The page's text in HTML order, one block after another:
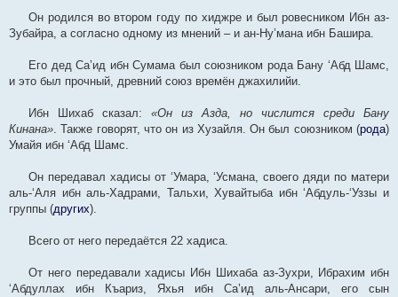
Он родился во втором году по хиджре и был ровесником Ибн аз-
Зубайра, а согласно одному из мнений – и ан-Ну’мана ибн Башира.
Его дед Са’ид ибн Сумама был союзником рода Бану ‘Абд Шамс,
и это был прочный, древний союз времён джахилийи.
Ибн Шихаб сказал: «Он из Азда, но числится среди Бану
Кинана». Также говорят, что он из Хузайля. Он был союзником (рода)
Умайя ибн ‘Абд Шамс.
Он передавал хадисы от ‘Умара, ‘Усмана, своего дяди по матери
аль-‘Аля ибн аль-Хадрами, Тальхи, Хувайтыба ибн ‘Абдуль-‘Уззы и
группы (других).
Всего от него передаётся 22 хадиса.
От него передавали хадисы Ибн Шихаба аз-Зухри, Ибрахим ибн
‘Абдуллах ибн Къариз, Яхья ибн Са’ид аль-Ансари, его сын